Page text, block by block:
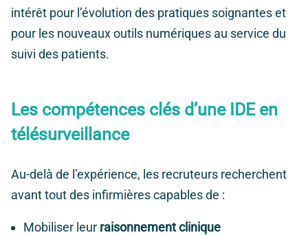
intérêt pour l’évolution des pratiques soignantes et
pour les nouveaux outils numériques au service du
suivi des patients.
Les compétences clés d’une IDE en
télésurveillance
Au-delà de l’expérience, les recruteurs recherchent
avant tout des infirmières capables de :
Mobiliser leur raisonnement clinique